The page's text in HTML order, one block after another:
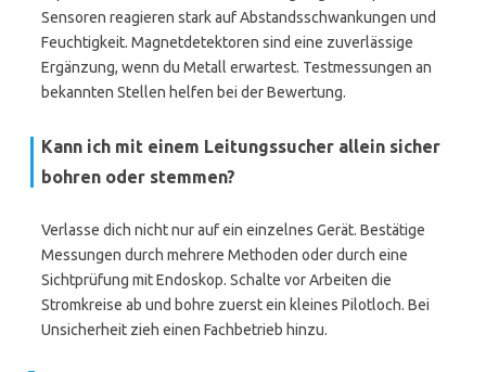
Sensoren reagieren stark auf Abstandsschwankungen und
Feuchtigkeit. Magnetdetektoren sind eine zuverlässige
Ergänzung, wenn du Metall erwartest. Testmessungen an
bekannten Stellen helfen bei der Bewertung.
Kann ich mit einem Leitungssucher allein sicher
bohren oder stemmen?
Verlasse dich nicht nur auf ein einzelnes Gerät. Bestätige
Messungen durch mehrere Methoden oder durch eine
Sichtprüfung mit Endoskop. Schalte vor Arbeiten die
Stromkreise ab und bohre zuerst ein kleines Pilotloch. Bei
Unsicherheit zieh einen Fachbetrieb hinzu.